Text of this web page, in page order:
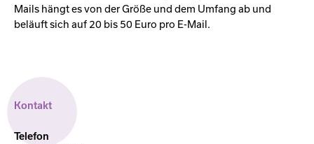
Mails hängt es von der Größe und dem Umfang ab und
beläuft sich auf 20 bis 50 Euro pro E-Mail.
Kontakt
Telefon